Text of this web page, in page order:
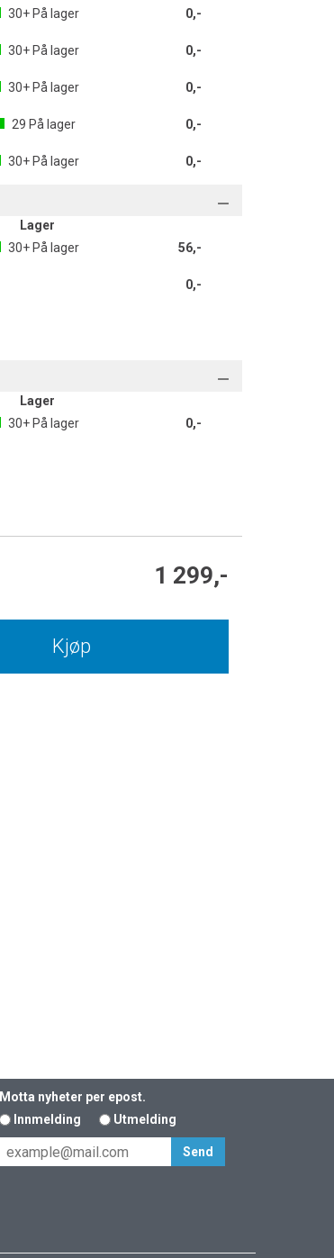
30+På lager 0,-
30+På lager 0,-
30+På lager 0,-
29 På lager 0,-
30+På lager 0,-
Lager
30+På lager 56,-
0,-
Lager
30+På lager 0,-
1 299,-
Kjøp
Motta nyheter per epost.
Innmelding
Utmelding